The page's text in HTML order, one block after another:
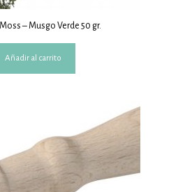
– Musgo Verde 50 gr.
Añadir al carrito